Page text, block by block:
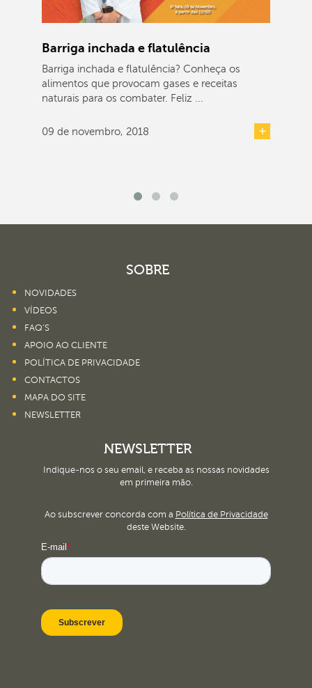
Barriga inchada e flatulência
Barriga inchada e flatulência? Conheça os
alimentos que provocam gases e receitas
naturais para os combater. Feliz ...
09 de novembro, 2018
SOBRE
NOVIDADES
VÍDEOS
FAQ’S
APOIO AO CLIENTE
POLÍTICA DE PRIVACIDADE
CONTACTOS
MAPA DO SITE
NEWSLETTER
NEWSLETTER
Indique-nos o seu email, e receba as nossas novidades
em primeira mão.
Ao subscrever concorda com a Política de Privacidade
deste Website.